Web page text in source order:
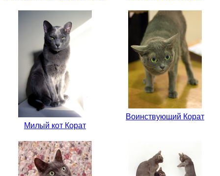
Милый кот Корат
Воинствующий Корат